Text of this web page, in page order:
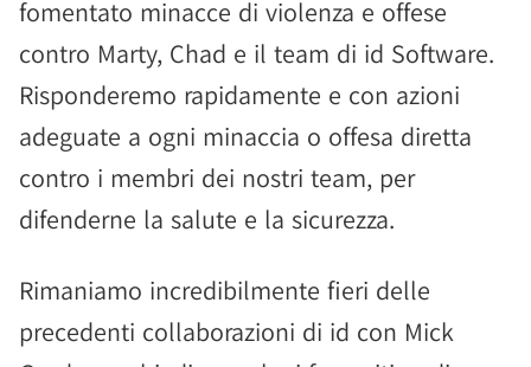
fomentato minacce di violenza e offese
contro Marty, Chad e il team di id Software.
Risponderemo rapidamente e con azioni
adeguate a ogni minaccia o offesa diretta
contro i membri dei nostri team, per
difenderne la salute e la sicurezza.
Rimaniamo incredibilmente fieri delle
precedenti collaborazioni di id con Mick